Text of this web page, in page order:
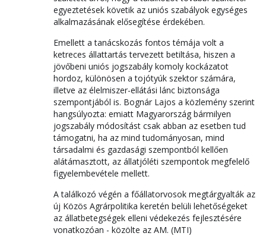
egyeztetések követik az uniós szabályok egységes
alkalmazásának elősegítése érdekében.
Emellett a tanácskozás fontos témája volt a
ketreces állattartás tervezett betiltása, hiszen a
jövőbeni uniós jogszabály komoly kockázatot
hordoz, különösen a tojótyúk szektor számára,
illetve az élelmiszer-ellátási lánc biztonsága
szempontjából is. Bognár Lajos a közlemény szerint
hangsúlyozta: emiatt Magyarország bármilyen
jogszabály módosítást csak abban az esetben tud
támogatni, ha az mind tudományosan, mind
társadalmi és gazdasági szempontból kellően
alátámasztott, az állatjóléti szempontok megfelelő
figyelembevétele mellett.
A találkozó végén a főállatorvosok megtárgyalták az
új Közös Agrárpolitika keretén belüli lehetőségeket
az állatbetegségek elleni védekezés fejlesztésére
vonatkozóan - közölte az AM. (MTI)